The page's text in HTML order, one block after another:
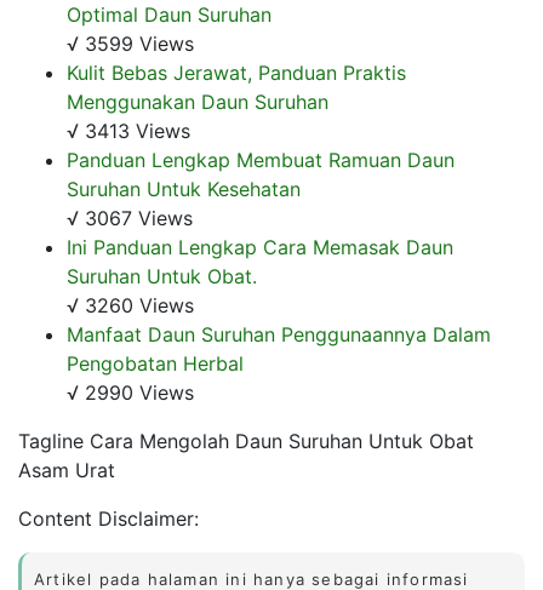
Optimal Daun Suruhan
√ 3599 Views
Kulit Bebas Jerawat, Panduan Praktis
Menggunakan Daun Suruhan
√ 3413 Views
Panduan Lengkap Membuat Ramuan Daun
Suruhan Untuk Kesehatan
√ 3067 Views
Ini Panduan Lengkap Cara Memasak Daun
Suruhan Untuk Obat.
√ 3260 Views
Manfaat Daun Suruhan Penggunaannya Dalam
Pengobatan Herbal
√ 2990 Views
Tagline Cara Mengolah Daun Suruhan Untuk Obat
Asam Urat
Content Disclaimer:
Artikel pada halaman ini hanya sebagai informasi